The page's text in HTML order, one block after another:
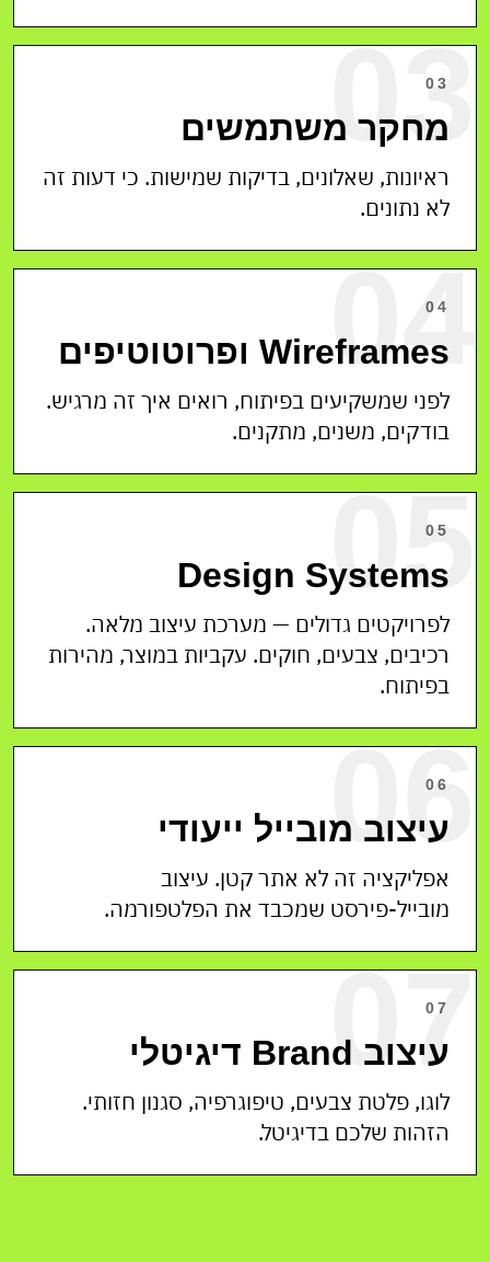
03
03
מחקר משתמשים
ראיונות, שאלונים, בדיקות שמישות. כי דעות זה
לא נתונים.
04
04
Wireframes ופרוטוטיפים
לפני שמשקיעים בפיתוח, רואים איך זה מרגיש.
בודקים, משנים, מתקנים.
05
05
Design Systems
לפרויקטים גדולים — מערכת עיצוב מלאה.
רכיבים, צבעים, חוקים. עקביות במוצר, מהירות
בפיתוח.
06
06
עיצוב מובייל ייעודי
אפליקציה זה לא אתר קטן. עיצוב
מובייל-פירסט שמכבד את הפלטפורמה.
07
07
עיצוב Brand דיגיטלי
לוגו, פלטת צבעים, טיפוגרפיה, סגנון חזותי.
הזהות שלכם בדיגיטל.